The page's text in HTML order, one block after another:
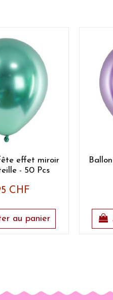
effet miroir
- 50 Pcs
CHF
au panier